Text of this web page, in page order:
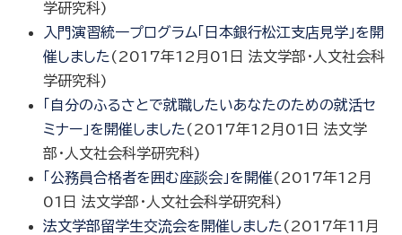
学研究科)
入門演習統一プログラム「日本銀行松江支店見学」を開
催しました ( 2017年12月01日 法文学部・人文社会科
学研究科)
「自分のふるさとで就職したいあなたのための就活セ
ミナー」を開催しました ( 2017年12月01日 法文学
部・人文社会科学研究科)
「公務員合格者を囲む座談会」を開催( 2017年12月
01日 法文学部・人文社会科学研究科)
法文学部留学生交流会を開催しました ( 2017年11月